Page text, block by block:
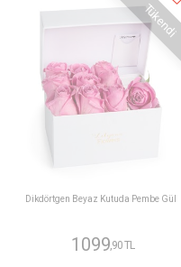
Tükendi
Dikdörtgen Beyaz Kutuda Pembe Gül
1099,90 TL